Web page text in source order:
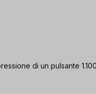
di un pulsante